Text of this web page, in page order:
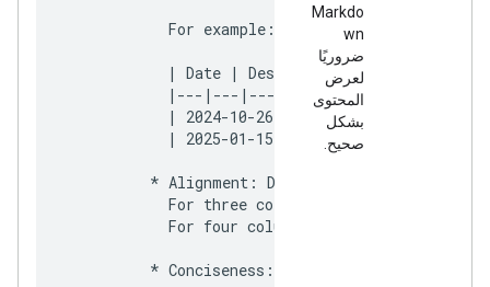
Markdo
wn
ضروريًا
لعرض
المحتوى
بشكل
صحيح.
            For example:
            | Date | Description | Attendees |
            |---|---|---|
| 2024-10-26 | Annual Conference |
| 2025-01-15 | Q1 Planning Session
* Alignment: Do not align columns.
For three columns, use |---|---|---
For four columns use |---|---|---
* Conciseness: Keep cell content